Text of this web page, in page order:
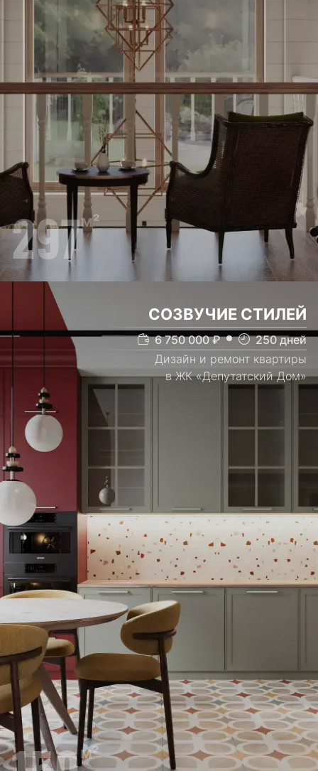
297м²
СОЗВУЧИЕ СТИЛЕЙ
6 750 000 ₽ 250 дней
Дизайн и ремонт квартиры
в ЖК «Депутатский Дом»
м²